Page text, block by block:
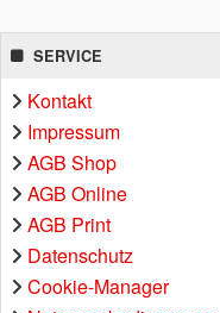
SERVICE
Kontakt
Impressum
AGB Shop
AGB Online
AGB Print
Datenschutz
Cookie-Manager